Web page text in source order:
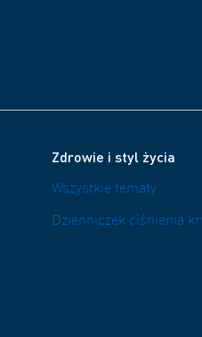
Zdrowie i styl życia
Wszystkie tematy
Dzienniczek ciśnienia